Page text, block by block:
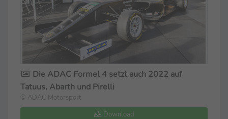
Die ADAC Formel 4 setzt auch 2022 auf
Tatuus, Abarth und Pirelli
© ADAC Motorsport
Download